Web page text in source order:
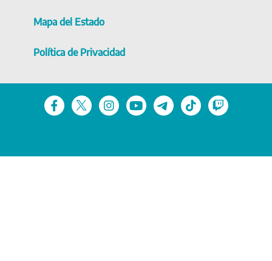
Mapa del Estado
Política de Privacidad